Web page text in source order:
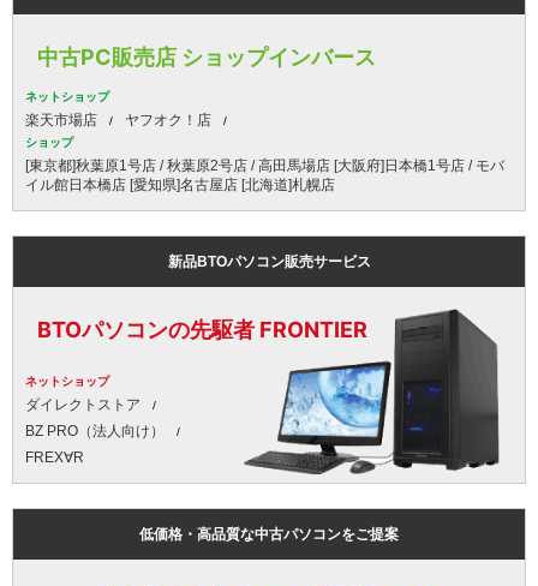
中古PC販売店 ショップインバース
ネットショップ
楽天市場店 ヤフオク！店
ショップ
[東京都]秋葉原1号店 / 秋葉原2号店 / 高田馬場店 [大阪府]日本橋1号店 / モバ
イル館日本橋店 [愛知県]名古屋店 [北海道]札幌店
新品BTOパソコン販売サービス
BTOパソコンの先駆者 FRONTIER
ネットショップ
ダイレクトストア
BZ PRO（法人向け）
FREX∀R
低価格・高品質な中古パソコンをご提案